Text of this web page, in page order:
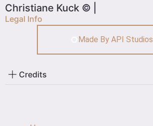
Christiane Kuck © |
Legal Info
Made By API Studios
Credits